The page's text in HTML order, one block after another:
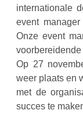
internationale
event
Onze event
Op 27
weer plaats en
met de
succes te